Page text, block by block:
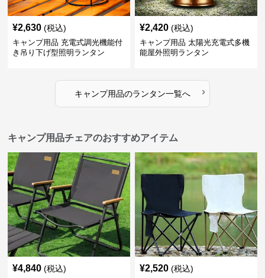
¥2,630 (税込)
キャンプ用品 充電式調光機能付
き吊り下げ型照明ランタン
¥2,420 (税込)
キャンプ用品 太陽光充電式多機
能屋外照明ランタン
キャンプ用品のランタン一覧へ ›
キャンプ用品チェアのおすすめアイテム
¥4,840 (税込) ¥2,520 (税込)